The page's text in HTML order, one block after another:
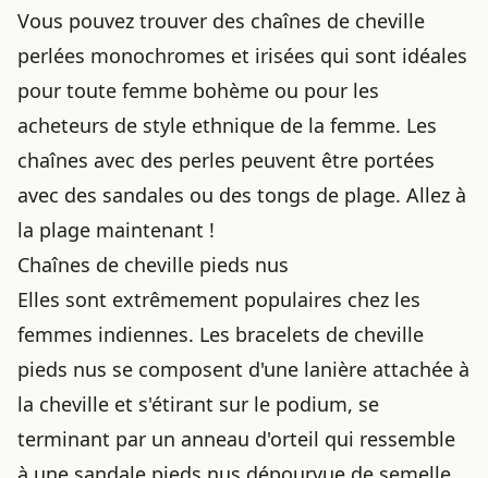
Vous pouvez trouver des chaînes de cheville
perlées monochromes et irisées qui sont idéales
pour toute femme bohème ou pour les
acheteurs de style ethnique de la femme. Les
chaînes avec des perles peuvent être portées
avec des sandales ou des tongs de plage. Allez à
la plage maintenant !
Chaînes de cheville pieds nus
Elles sont extrêmement populaires chez les
femmes indiennes. Les bracelets de cheville
pieds nus se composent d'une lanière attachée à
la cheville et s'étirant sur le podium, se
terminant par un anneau d'orteil qui ressemble